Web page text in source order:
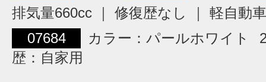
排気量660cc ｜ 修復歴なし ｜ 軽自動車
07684
カラー：パールホワイト
歴：自家用